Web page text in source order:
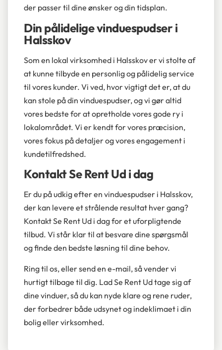
der passer til dine ønsker og din tidsplan.
Din pålidelige vinduespudser i
Halsskov
Som en lokal virksomhed i Halsskov er vi stolte af
at kunne tilbyde en personlig og pålidelig service
til vores kunder. Vi ved, hvor vigtigt det er, at du
kan stole på din vinduespudser, og vi gør altid
vores bedste for at opretholde vores gode ry i
lokalområdet. Vi er kendt for vores præcision,
vores fokus på detaljer og vores engagement i
kundetilfredshed.
Kontakt Se Rent Ud i dag
Er du på udkig efter en vinduespudser i Halsskov,
der kan levere et strålende resultat hver gang?
Kontakt Se Rent Ud i dag for et uforpligtende
tilbud. Vi står klar til at besvare dine spørgsmål
og finde den bedste løsning til dine behov.
Ring til os, eller send en e-mail, så vender vi
hurtigt tilbage til dig. Lad Se Rent Ud tage sig af
dine vinduer, så du kan nyde klare og rene ruder,
der forbedrer både udsynet og indeklimaet i din
bolig eller virksomhed.